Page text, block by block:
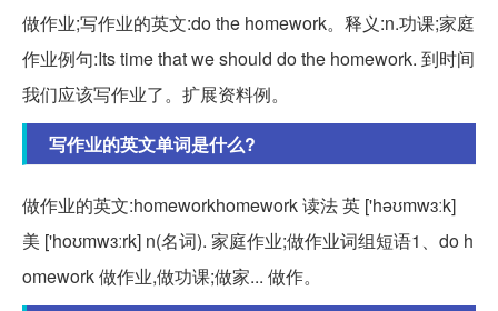
做作业;写作业的英文:do the homework。释义:n.功课;家庭
作业例句:Its time that we should do the homework. 到时间
我们应该写作业了。扩展资料例。
写作业的英文单词是什么?
做作业的英文:homeworkhomework 读法 英 ['həʊmwɜːk]
美 ['hoʊmwɜːrk] n(名词). 家庭作业;做作业词组短语1、do h
omework 做作业,做功课;做家... 做作。